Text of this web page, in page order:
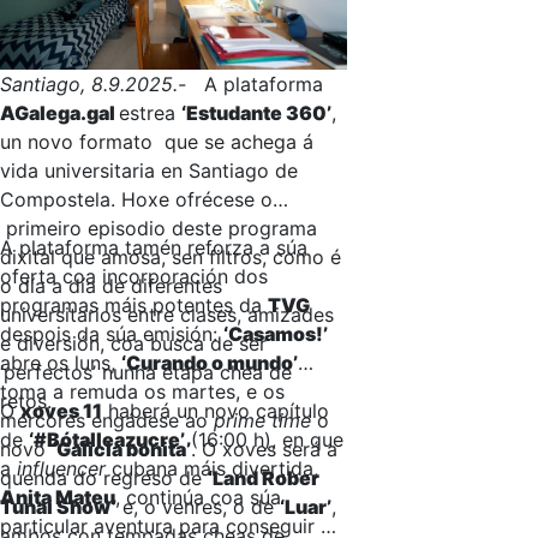
Santiago, 8.9.2025.- A plataforma
AGalega.gal estrea ‘Estudante 360’,
un novo formato que se achega á
vida universitaria en Santiago de
Compostela. Hoxe ofrécese o
primeiro episodio deste programa
dixital que amosa, sen filtros, como é
o día a día de diferentes
universitarios entre clases, amizades
e diversión, coa busca de ser
‘perfectos’ nunha etapa chea de
retos.
A plataforma tamén reforza a súa
oferta coa incorporación dos
programas máis potentes da TVG
despois da súa emisión:‘Casamos!’
abre os luns, ‘Curando o mundo’
toma a remuda os martes, e os
mércores engádese aoprime timeo
novo‘Galicia bonita’. O xoves será a
quenda do regreso de‘Land Rober
Tunai Show’e, o venres, o de‘Luar’,
Oxoves 11 haberá un novo capítulo
de ‘#Bótalleazucre’(16:00 h), en que
a influencer cubana máis divertida,
Anita Mateu, continúa coa súa
particular aventura para conseguir un